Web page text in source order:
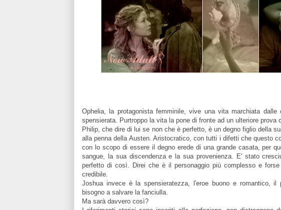
Ophelia, la protagonista femminile, vive una vita marchiata
spensierata. Purtroppo la vita la pone di fronte ad un ulteriore prova
Philip, che dire di lui se non che è perfetto, è un degno figlio della
alla penna della Austen. Aristocratico, con tutti i difetti che questo
con lo scopo di essere il degno erede di una grande casata, per
sangue, la sua discendenza e la sua provenienza. E' stato
perfetto di così. Direi che è il personaggio più complesso e
credibile.
Joshua invece è la spensieratezza, l'eroe buono e romantico, il
bisogno a salvare la fanciulla.
Ma sarà davvero così?